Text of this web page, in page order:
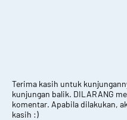
Terima kasih untuk
kunjungan balik. DILARANG
komentar. Apabila dilakukan,
kasih :)